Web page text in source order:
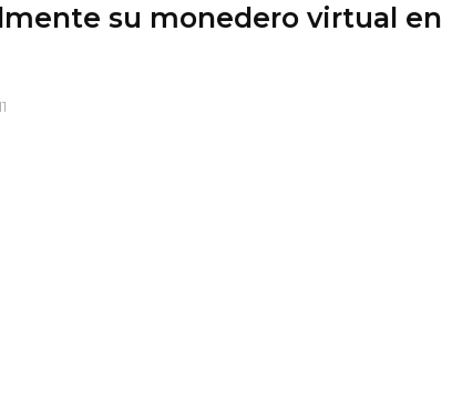
su monedero virtual en